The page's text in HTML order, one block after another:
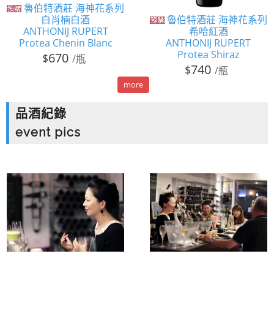
魯伯特酒莊 海神花系列
白肖楠白酒
ANTHONIJ RUPERT
Protea Chenin Blanc
$670 /瓶
魯伯特酒莊 海神花系列
希哈紅酒
ANTHONIJ RUPERT
Protea Shiraz
$740 /瓶
more
品酒紀錄
event pics